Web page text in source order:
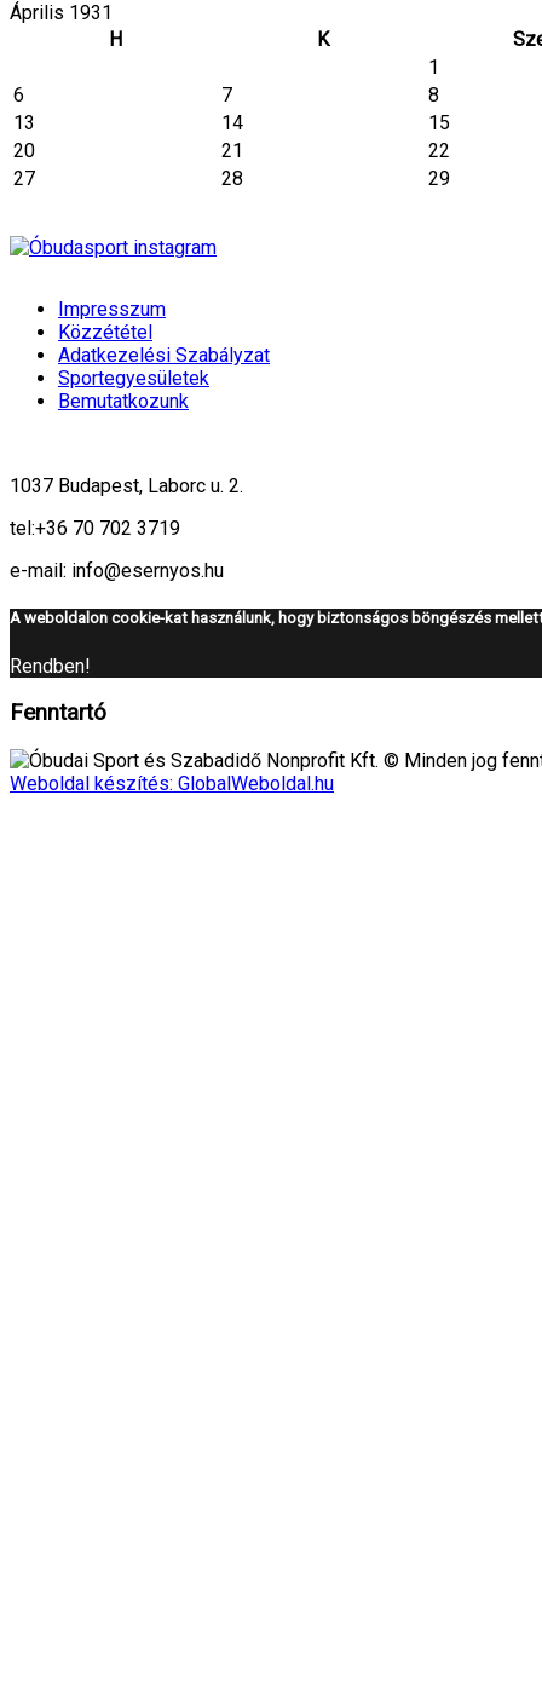
Április 1931
H
K
1
6
7
8
13
14
15
20
21
22
27
28 29
Impresszum
Közzététel
Adatkezelési Szabályzat
Sportegyesületek
Bemutatkozunk
1037 Budapest, Laborc u. 2.
tel:+36 70 702 3719
e-mail: info@esernyos.hu
A weboldalon cookie-kat használunk, hogy biztonságos böngészés
Rendben!
Fenntartó
Óbudai Sport és Szabadidő Nonprofit Kft. © Minden jog
Weboldal készítés: GlobalWeboldal.hu